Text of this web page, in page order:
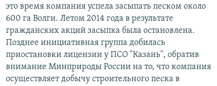
это время компания успела засыпать песком около
600 га Волги. Летом 2014 года в результате
гражданских акций засыпка была остановлена.
Позднее инициативная группа добилась
приостановки лицензии у ПСО "Казань", обратив
внимание Минприроды России на то, что компания
осуществляет добычу строительного песка в